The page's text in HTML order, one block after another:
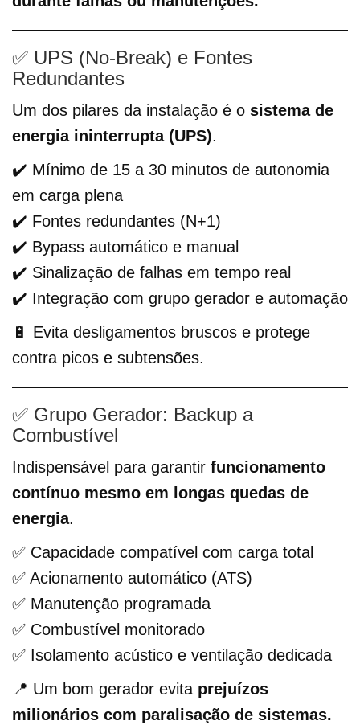
✅ UPS (No-Break) e Fontes
Redundantes
Um dos pilares da instalação é o sistema de
energia ininterrupta (UPS).
✔️ Mínimo de 15 a 30 minutos de autonomia
em carga plena
✔️ Fontes redundantes (N+1)
✔️ Bypass automático e manual
✔️ Sinalização de falhas em tempo real
✔️ Integração com grupo gerador e automação
🔋 Evita desligamentos bruscos e protege
contra picos e subtensões.
✅ Grupo Gerador: Backup a
Combustível
Indispensável para garantir funcionamento
contínuo mesmo em longas quedas de
energia.
✅ Capacidade compatível com carga total
✅ Acionamento automático (ATS)
✅ Manutenção programada
✅ Combustível monitorado
✅ Isolamento acústico e ventilação dedicada
📍 Um bom gerador evita prejuízos
milionários com paralisação de sistemas.